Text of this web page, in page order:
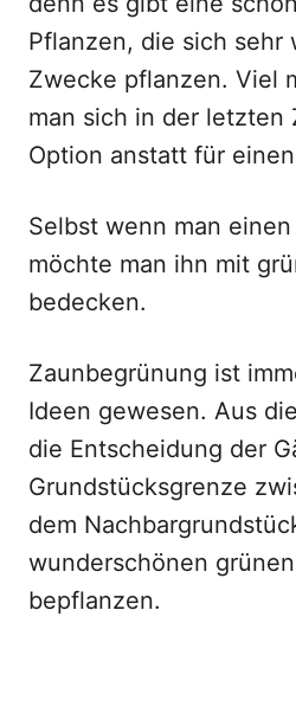
Pflanzen, die sich sehr
Zwecke pflanzen. Viel
man sich in der letzten
Option anstatt für
Selbst wenn man
möchte man ihn mit
bedecken.
Zaunbegrünung ist
Ideen gewesen. Aus
die Entscheidung der
Grundstücksgrenze
dem
wunderschönen
bepflanzen.